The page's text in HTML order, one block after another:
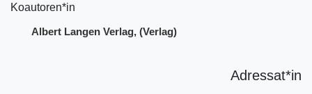
Koautoren*in
Albert Langen Verlag, (Verlag)
Adressat*in